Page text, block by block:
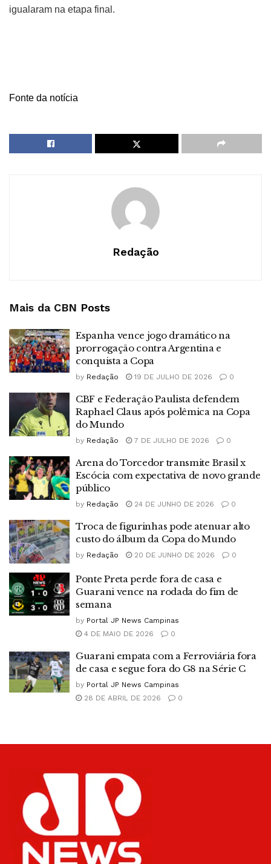
igualaram na etapa final.
Fonte da notícia
Redação
Mais da CBN Posts
Espanha vence jogo dramático na
prorrogação contra Argentina e
conquista a Copa
by Redação 19 DE JULHO DE 2026 0
CBF e Federação Paulista defendem
Raphael Claus após polêmica na Copa
do Mundo
by Redação 7 DE JULHO DE 2026 0
Arena do Torcedor transmite Brasil x
Escócia com expectativa de novo grande
público
by Redação 24 DE JUNHO DE 2026 0
Troca de figurinhas pode atenuar alto
custo do álbum da Copa do Mundo
by Redação 20 DE JUNHO DE 2026 0
Ponte Preta perde fora de casa e
Guarani vence na rodada do fim de
semana
by Portal JP News Campinas
4 DE MAIO DE 2026
0
Guarani empata com a Ferroviária fora
de casa e segue fora do G8 na Série C
by Portal JP News Campinas
28 DE ABRIL DE 2026
0